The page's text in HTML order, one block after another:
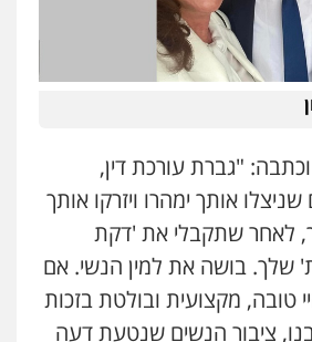
"גברת עורכת דין,
אותך ימהרו ויזרקו אותך
לאחר שתקבלי את 'דקת
שלך. בושה את למין הנשי. אם
טובה, מקצועית ובולטת בזכות
ציבור הנשים שנטעת דעה